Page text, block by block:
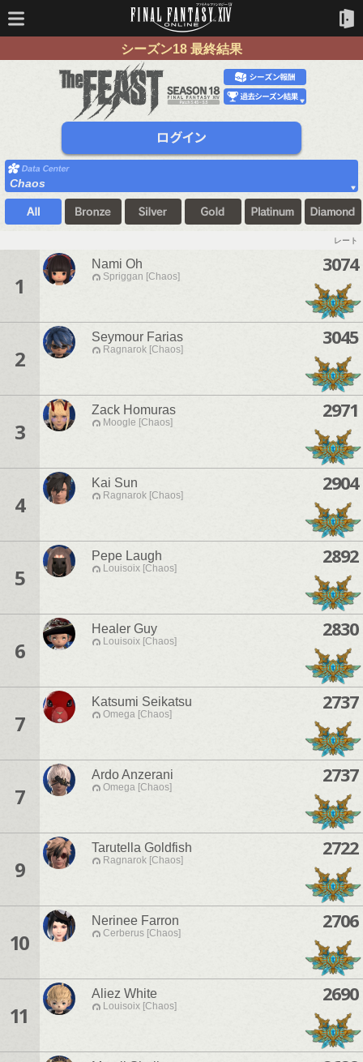
シーズン18 最終結果
Chaos
レート
1
Nami Oh
Spriggan [Chaos]
3074
2
Seymour Farias
Ragnarok [Chaos]
3045
3
Zack Homuras
Moogle [Chaos]
2971
4
Kai Sun
Ragnarok [Chaos]
2904
5
Pepe Laugh
Louisoix [Chaos]
2892
6
Healer Guy
Louisoix [Chaos]
2830
7
Katsumi Seikatsu
Omega [Chaos]
2737
7
Ardo Anzerani
Omega [Chaos]
2737
9
Tarutella Goldfish
Ragnarok [Chaos]
2722
10
Nerinee Farron
Cerberus [Chaos]
2706
11
Aliez White
Louisoix [Chaos]
2690